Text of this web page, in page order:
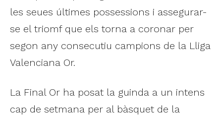
les seues últimes possessions i assegurar-
se el triomf que els torna a coronar per
segon any consecutiu campions de la Lliga
Valenciana Or.
La Final Or ha posat la guinda a un intens
cap de setmana per al bàsquet de la